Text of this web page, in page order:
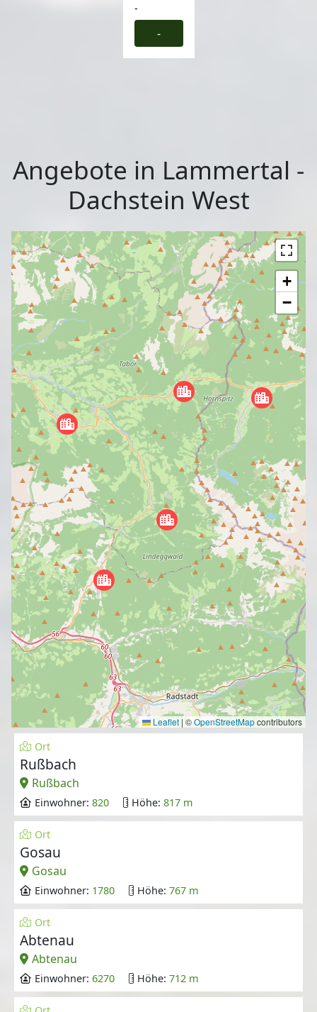
-
-
Angebote in Lammertal -
Dachstein West
+
−
Leaflet | ©OpenStreetMapcontributors
Ort
Rußbach
Rußbach
Einwohner: 820 Höhe: 817 m
Ort
Gosau
Gosau
Einwohner: 1780 Höhe: 767 m
Ort
Abtenau
Abtenau
Einwohner: 6270 Höhe: 712 m